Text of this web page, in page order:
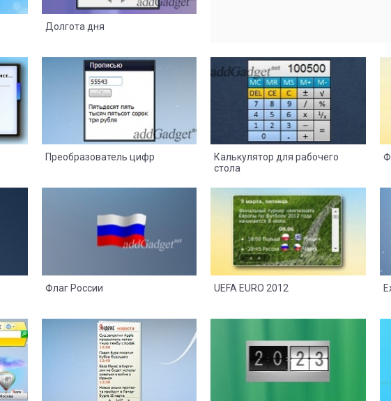
Долгота дня
7
Преобразователь цифр
34
Калькулятор для рабочего
стола
Флаг России
8
UEFA EURO 2012
31